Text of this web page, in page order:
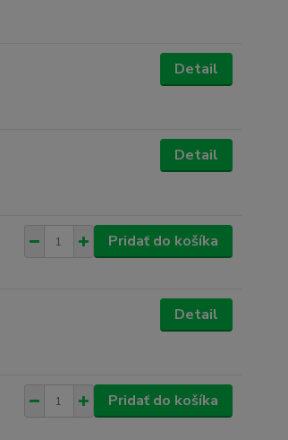
Detail
Detail
Pridať do košíka
Detail
Pridať do košíka